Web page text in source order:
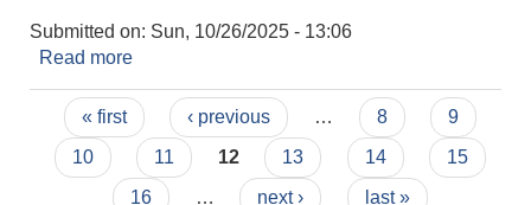
Submitted on: Sun, 10/26/2025 - 13:06
Read more
Pages
« first ‹ previous … 8
9
10
11 12 13 14
15
16
… next › last »